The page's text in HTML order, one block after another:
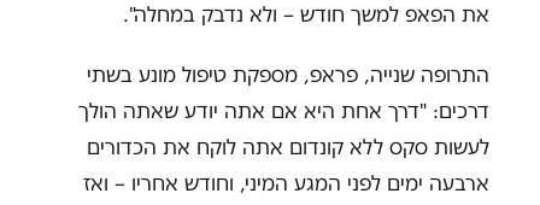
את הפאפ למשך חודש – ולא נדבק במחלה".
התרופה שנייה, פראפ, מספקת טיפול מונע בשתי
דרכים: "דרך אחת היא אם אתה יודע שאתה הולך
לעשות סקס ללא קונדום אתה לוקח את הכדורים
ארבעה ימים לפני המגע המיני, וחודש אחריו – ואז